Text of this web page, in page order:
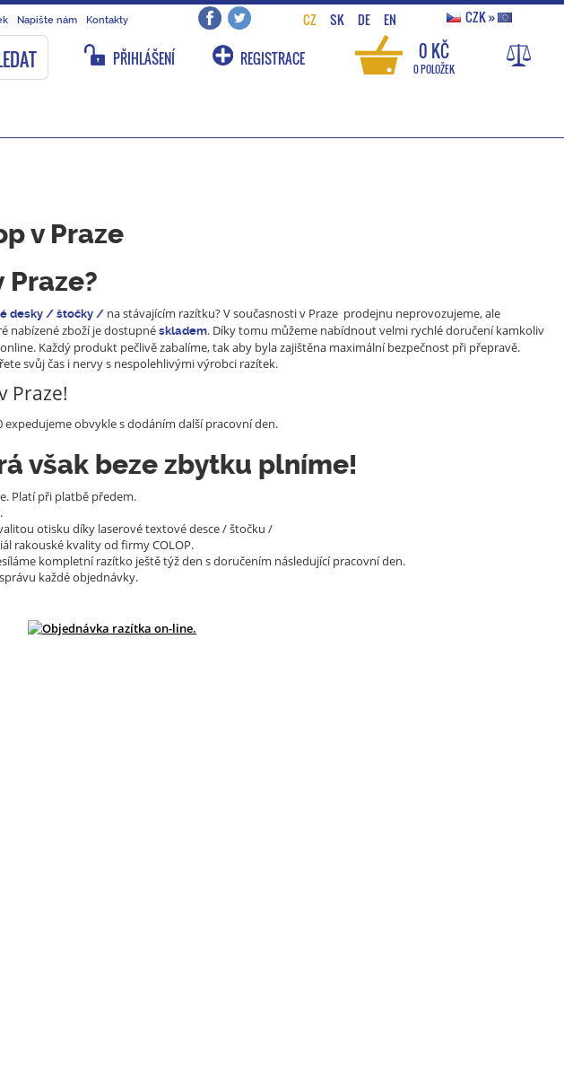
Napište nám Kontakty CZ SK DE EN CZK»
PŘIHLÁŠENÍ REGISTRACE 0 KČ
0 POLOŽEK
v Praze
desky / štočky / na stávajícím razítku? V současnosti v Praze prodejnu neprovozujeme, ale
nabízené zboží je dostupné skladem. Díky tomu můžeme nabídnout velmi rychlé doručení kamkoliv
Každý produkt pečlivě zabalíme, tak aby byla zajištěna maximální bezpečnost při přepravě.
svůj čas i nervy s nespolehlivými výrobci razítek.
Praze!
obvykle s dodáním další pracovní den.
však beze zbytku plníme!
Platí při platbě předem.
otisku díky laserové textové desce / štočku /
rakouské kvality od firmy COLOP.
kompletní razítko ještě týž den s doručením následující pracovní den.
každé objednávky.